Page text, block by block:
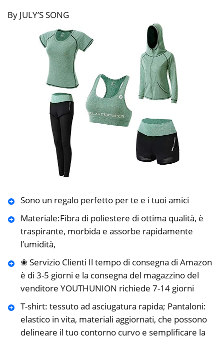
By JULY’S SONG
Sono un regalo perfetto per te e i tuoi amici
Materiale:Fibra di poliestere di ottima qualità, è
traspirante, morbida e assorbe rapidamente
l’umidità,
❀ Servizio Clienti Il tempo di consegna di Amazon
è di 3-5 giorni e la consegna del magazzino del
venditore YOUTHUNION richiede 7-14 giorni
T-shirt: tessuto ad asciugatura rapida; Pantaloni:
elastico in vita, materiali aggiornati, che possono
delineare il tuo contorno curvo e semplificare la